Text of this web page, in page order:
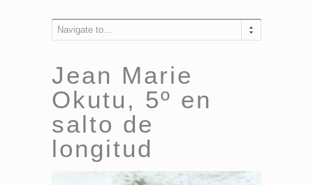
Navigate to...
Jean Marie
Okutu, 5º en
salto de
longitud